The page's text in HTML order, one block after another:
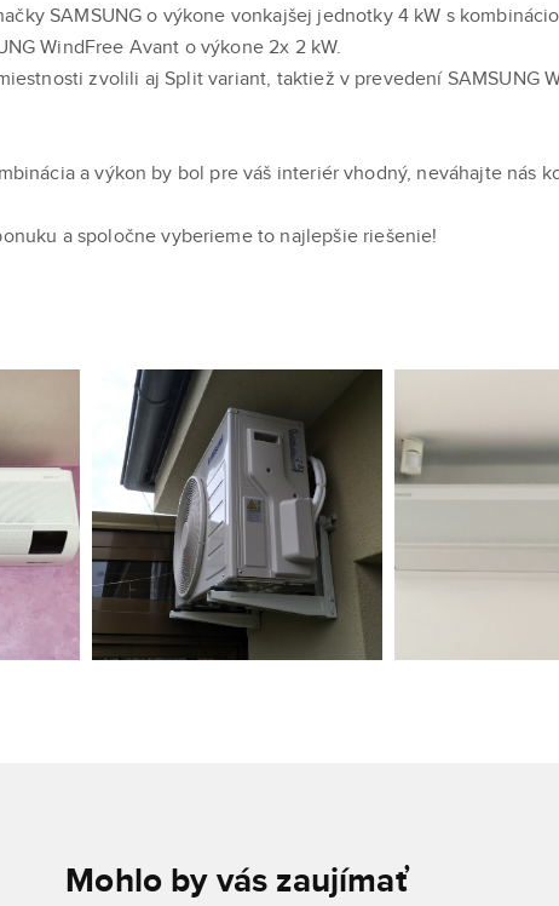
SAMSUNG o výkone vonkajšej jednotky 4 kW s
WindFree Avant o výkone 2x 2 kW.
zvolili aj Split variant, taktiež v prevedení SAMSUNG
a výkon by bol pre váš interiér vhodný, neváhajte nás
a spoločne vyberieme to najlepšie riešenie!
Mohlo by vás zaujímať